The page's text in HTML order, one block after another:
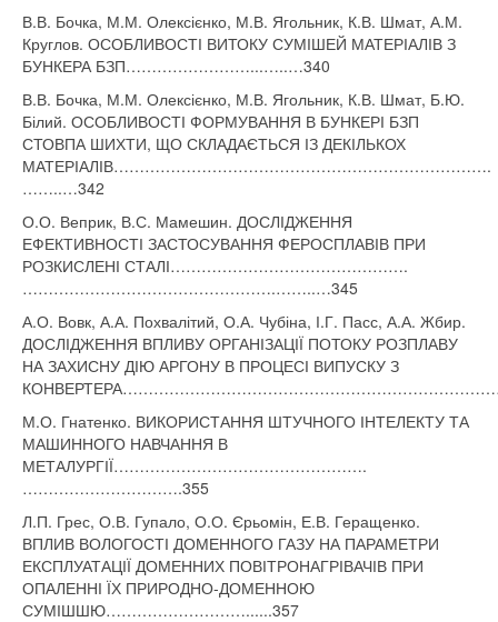
В.В. Бочка, М.М. Олексієнко, М.В. Ягольник, К.В. Шмат, А.М.
Круглов. ОСОБЛИВОСТІ ВИТОКУ СУМІШЕЙ МАТЕРІАЛІВ З
БУНКЕРА БЗП……………………...…..…340
В.В. Бочка, М.М. Олексієнко, М.В. Ягольник, К.В. Шмат, Б.Ю.
Білий. ОСОБЛИВОСТІ ФОРМУВАННЯ В БУНКЕРІ БЗП
СТОВПА ШИХТИ, ЩО СКЛАДАЄТЬСЯ ІЗ ДЕКІЛЬКОХ
МАТЕРІАЛІВ……………………………………………………………….
……..…342
О.О. Веприк, В.С. Мамешин. ДОСЛІДЖЕННЯ
ЕФЕКТИВНОСТІ ЗАСТОСУВАННЯ ФЕРОСПЛАВІВ ПРИ
РОЗКИСЛЕНІ СТАЛІ……………………………………….
………………………………………….……..…345
А.О. Вовк, А.А. Похвалітий, О.А. Чубіна, І.Г. Пасс, А.А. Жбир.
ДОСЛІДЖЕННЯ ВПЛИВУ ОРГАНІЗАЦІЇ ПОТОКУ РОЗПЛАВУ
НА ЗАХИСНУ ДІЮ АРГОНУ В ПРОЦЕСІ ВИПУСКУ З
М.О. Гнатенко. ВИКОРИСТАННЯ ШТУЧНОГО ІНТЕЛЕКТУ ТА
МАШИННОГО НАВЧАННЯ В
МЕТАЛУРГІЇ………………………………………….
………………………….355
Л.П. Грес, О.В. Гупало, О.О. Єрьомін, Е.В. Геращенко.
ВПЛИВ ВОЛОГОСТІ ДОМЕННОГО ГАЗУ НА ПАРАМЕТРИ
ЕКСПЛУАТАЦІЇ ДОМЕННИХ ПОВІТРОНАГРІВАЧІВ ПРИ
ОПАЛЕННІ ЇХ ПРИРОДНО-ДОМЕННОЮ
СУМІШШЮ………………………......357